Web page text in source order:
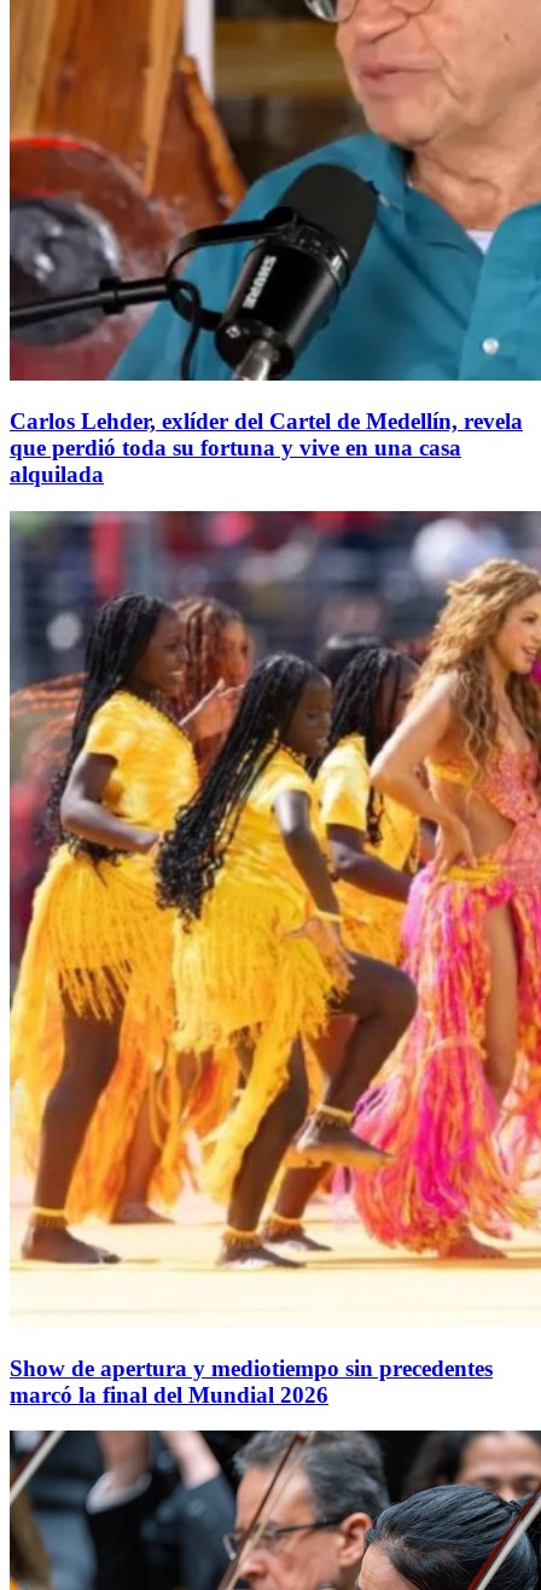
Carlos Lehder, exlíder del Cartel de Medellín, revela
que perdió toda su fortuna y vive en una casa
alquilada
Show de apertura y mediotiempo sin precedentes
marcó la final del Mundial 2026